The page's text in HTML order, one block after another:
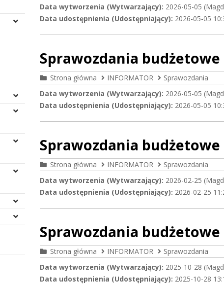
Data wytworzenia (Wytwarzający): 2026-05-05
Data udostępnienia (Udostępniający): 2026-05-05
Sprawozdania budżetowe
Strona główna INFORMATOR
Sprawozdania
Data wytworzenia (Wytwarzający): 2026-05-05
Data udostępnienia (Udostępniający): 2026-05-05
Sprawozdania budżetowe
Strona główna INFORMATOR
Sprawozdania
Data wytworzenia (Wytwarzający): 2026-02-25
Data udostępnienia (Udostępniający): 2026-02-25
Sprawozdania budżetowe
Strona główna INFORMATOR
Sprawozdania
Data wytworzenia (Wytwarzający): 2025-10-28
Data udostępnienia (Udostępniający): 2025-10-28